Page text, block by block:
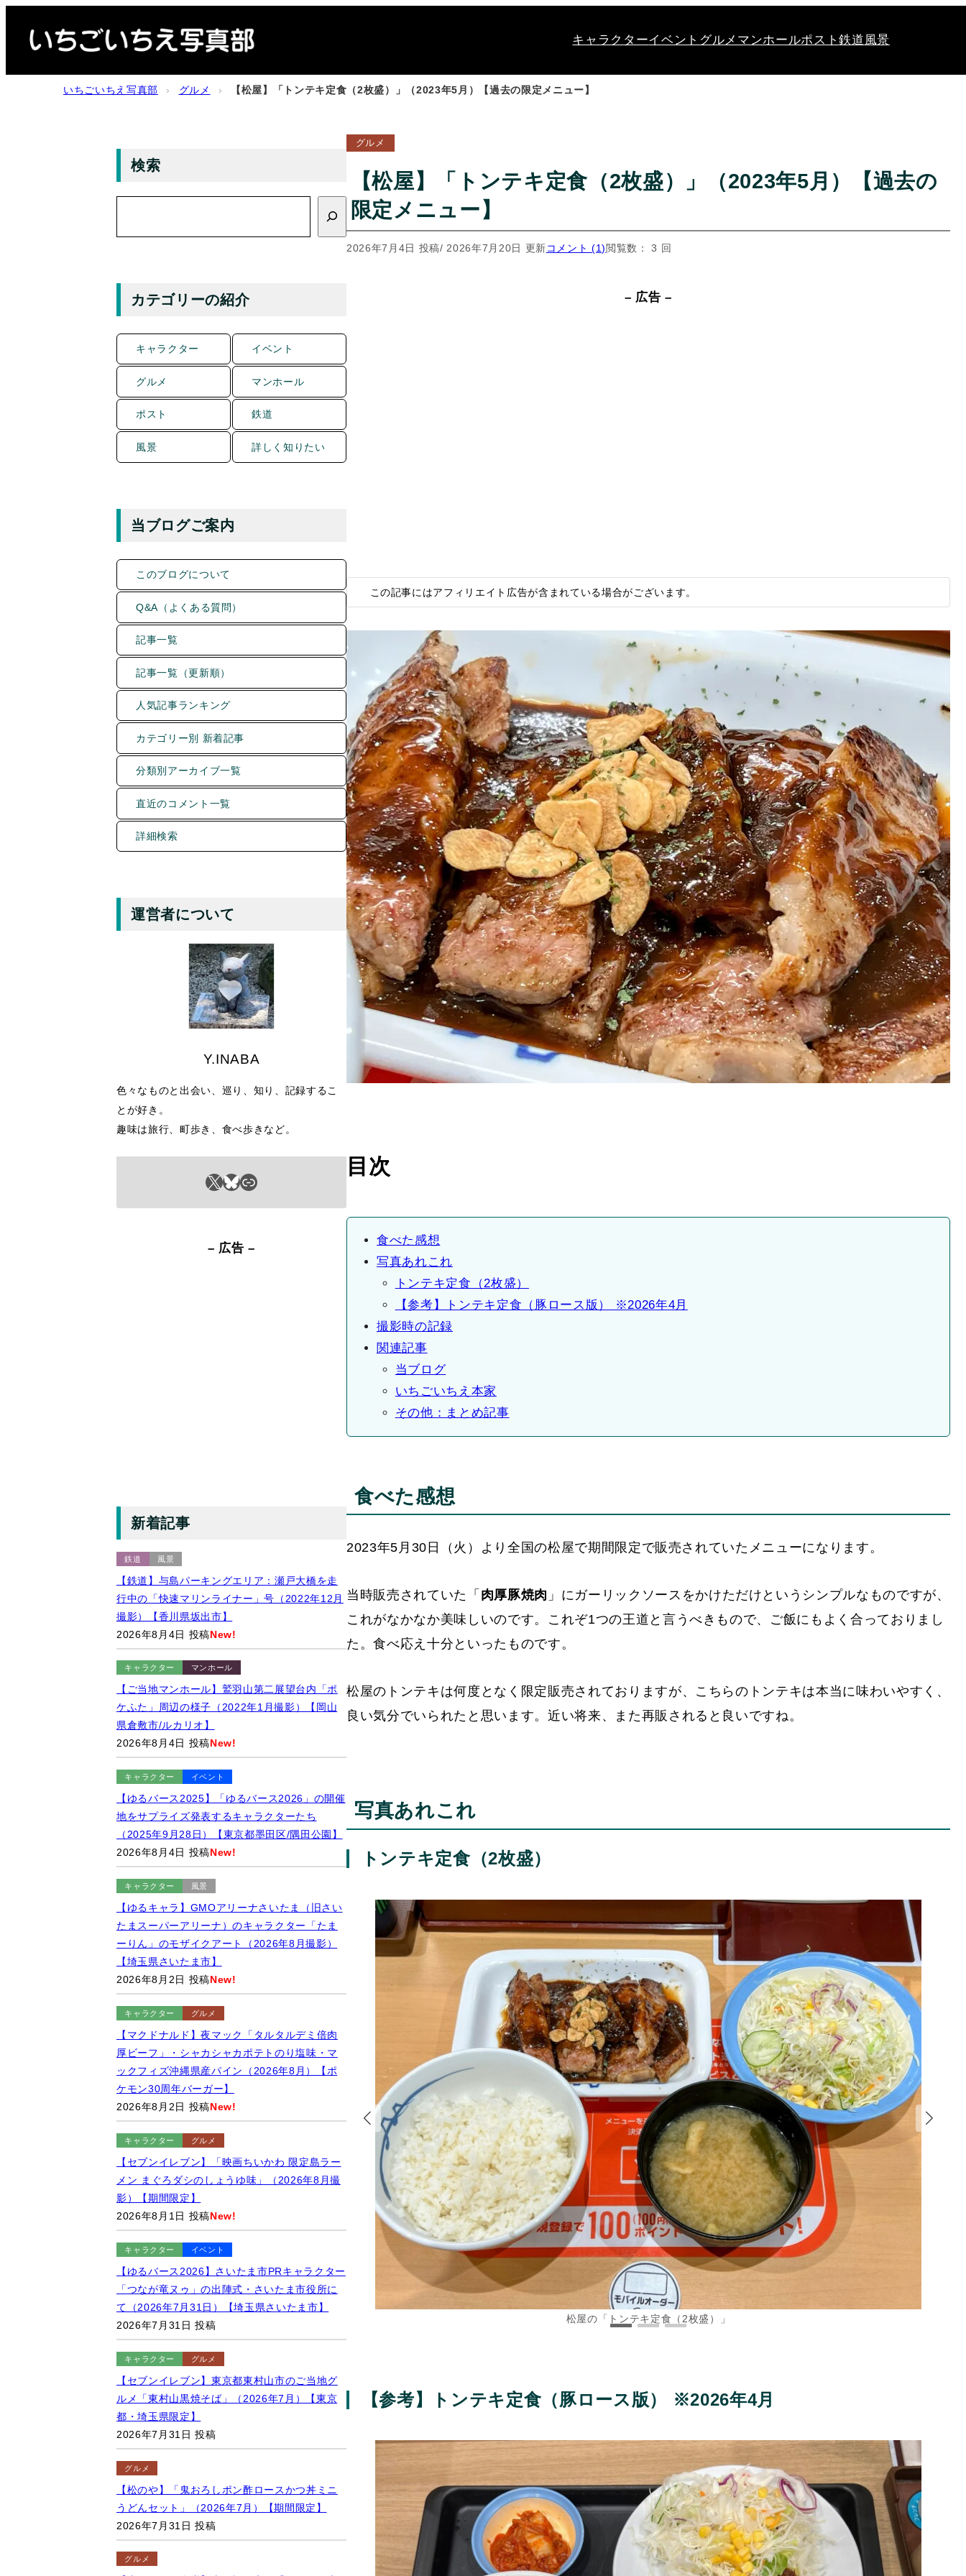
キャラクターイベント グルメ マンホールポスト鉄道 風景
いちごいちえ写真部 › グルメ › 【松屋】「トンテキ定食（2枚盛）」（2023年5月）【過去の限定メニュー】
グルメ
【松屋】「トンテキ定食（2枚盛）」（2023年5月）【過去の
限定メニュー】
2026年7月4日 投稿/ 2026年7月20日 更新コメント (1)閲覧数： 3 回
– 広告 –
この記事にはアフィリエイト広告が含まれている場合がございます。
目次
食べた感想
写真あれこれ
トンテキ定食（2枚盛）
【参考】トンテキ定食（豚ロース版） ※2026年4月
撮影時の記録
関連記事
当ブログ
いちごいちえ本家
その他：まとめ記事
食べた感想
2023年5月30日（火）より全国の松屋で期間限定で販売されていたメニューになります。
当時販売されていた「 肉厚豚焼肉 」にガーリックソースをかけただけというシンプルなものですが、
これがなかなか美味しいのです。これぞ1つの王道と言うべきもので、ご飯にもよく合っておりまし
た。食べ応え十分といったものです。
松屋のトンテキは何度となく限定販売されておりますが、こちらのトンテキは本当に味わいやすく、
良い気分でいられたと思います。近い将来、また再販されると良いですね。
写真あれこれ
トンテキ定食（2枚盛）
松屋の「トンテキ定食（2枚盛）」
【参考】トンテキ定食（豚ロース版） ※2026年4月
検索
カテゴリーの紹介
キャラクター イベント
グルメ マンホール
ポスト 鉄道
風景 詳しく知りたい
当ブログご案内
このブログについて
Q&A（よくある質問）
記事一覧
記事一覧（更新順）
人気記事ランキング
カテゴリー別 新着記事
分類別アーカイブ一覧
直近のコメント一覧
詳細検索
運営者について
Y.INABA
色々なものと出会い、巡り、知り、記録するこ
とが好き。
趣味は旅行、町歩き、食べ歩きなど。
X Bluesky リンク
– 広告 –
新着記事
鉄道 風景
【鉄道】与島パーキングエリア：瀬戸大橋を走
行中の「快速マリンライナー」号（2022年12月
撮影）【香川県坂出市】
2026年8月4日 投稿New!
キャラクター マンホール
【ご当地マンホール】鷲羽山第二展望台内「ポ
ケふた」周辺の様子（2022年1月撮影）【岡山
県倉敷市/ルカリオ】
2026年8月4日 投稿New!
キャラクター イベント
【ゆるバース2025】「ゆるバース2026」の開催
地をサプライズ発表するキャラクターたち
（2025年9月28日）【東京都墨田区/隅田公園】
2026年8月4日 投稿New!
キャラクター 風景
【ゆるキャラ】GMOアリーナさいたま（旧さい
たまスーパーアリーナ）のキャラクター「たま
ーりん」のモザイクアート（2026年8月撮影）
【埼玉県さいたま市】
2026年8月2日 投稿New!
キャラクター グルメ
【マクドナルド】夜マック「タルタルデミ倍肉
厚ビーフ」・シャカシャカポテトのり塩味・マ
ックフィズ沖縄県産パイン（2026年8月）【ポ
ケモン30周年バーガー】
2026年8月2日 投稿New!
キャラクター グルメ
【セブンイレブン】「映画ちいかわ 限定島ラー
メン まぐろダシのしょうゆ味」（2026年8月撮
影）【期間限定】
2026年8月1日 投稿New!
キャラクター イベント
【ゆるバース2026】さいたま市PRキャラクター
「つなが竜ヌゥ」の出陣式・さいたま市役所に
て（2026年7月31日）【埼玉県さいたま市】
2026年7月31日 投稿
キャラクター グルメ
【セブンイレブン】東京都東村山市のご当地グ
ルメ「東村山黒焼そば」（2026年7月）【東京
都・埼玉県限定】
2026年7月31日 投稿
グルメ
【松のや】「鬼おろしポン酢ロースかつ丼ミニ
うどんセット」（2026年7月）【期間限定】
2026年7月31日 投稿
グルメ